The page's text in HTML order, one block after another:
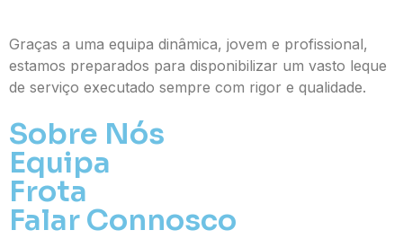
Graças a uma equipa dinâmica, jovem e profissional,
estamos preparados para disponibilizar um vasto leque
de serviço executado sempre com rigor e qualidade.
Sobre Nós
Equipa
Frota
Falar Connosco